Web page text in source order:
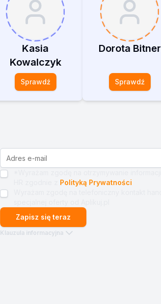
Kasia
Kowalczyk
Sprawdź
Dorota Bitner
Sprawdź
Polityką Prywatności
Zapisz się teraz
Klauzula informacyjna